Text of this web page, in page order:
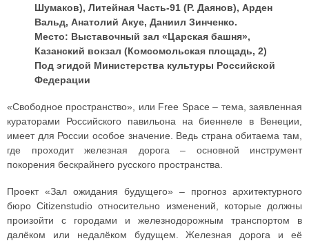
Шумаков), Литейная Часть-91 (Р. Даянов), Арден
Вальд, Анатолий Акуе, Даниил Зинченко.
Место: Выставочный зал «Царская башня»,
Казанский вокзал (Комсомольская площадь, 2)
Под эгидой Министерства культуры Российской
Федерации
«Свободное пространство», или Free Space – тема, заявленная
кураторами Российского павильона на биеннеле в Венеции,
имеет для России особое значение. Ведь страна обитаема там,
где проходит железная дорога – основной инструмент
покорения бескрайнего русского пространства.
Проект «Зал ожидания будущего» – прогноз архитектурного
бюро Citizenstudio относительно изменений, которые должны
произойти с городами и железнодорожным транспортом в
далёком или недалёком будущем. Железная дорога и её